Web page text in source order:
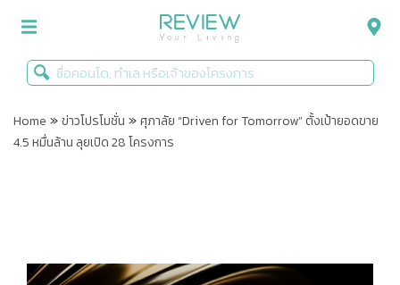
รีวิวคอนโด
Infographic
Home »ข่าวโปรโมชั่น »ศุภาลัย “Driven for Tomorrow” ตั้งเป้ายอดขาย
4.5 หมื่นล้าน ลุยเปิด 28 โครงการ